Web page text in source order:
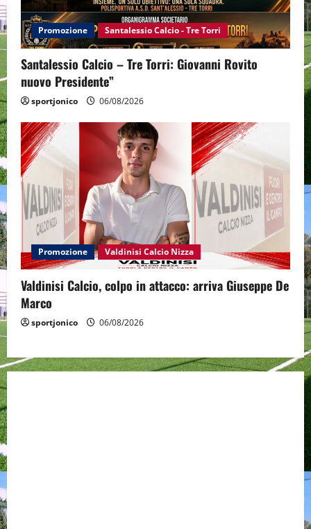
Promozione Santalessio Calcio - Tre Torri
Santalessio Calcio – Tre Torri: Giovanni Rovito
nuovo Presidente”
sportjonico 06/08/2026
Promozione Valdinisi Calcio Nizza
Valdinisi Calcio, colpo in attacco: arriva Giuseppe De
Marco
sportjonico 06/08/2026